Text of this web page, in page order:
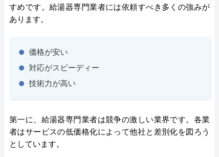
すめです。給湯器専門業者には依頼すべき多くの強みが
あります。
価格が安い
対応がスピーディー
技術力が高い
第一に、給湯器専門業者は競争の激しい業界です。各業
者はサービスの低価格化によって他社と差別化を図ろう
としています。